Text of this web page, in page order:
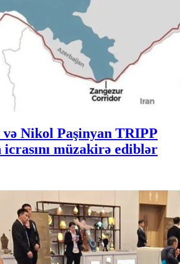
Nikol Paşinyan TRIPP
müzakirə ediblər